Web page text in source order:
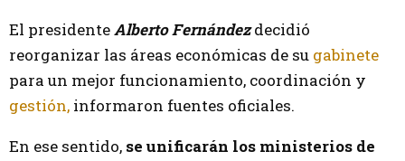
El presidenteAlberto Fernández decidió
reorganizar las áreas económicas de su gabinete
para un mejor funcionamiento, coordinación y
gestión, informaron fuentes oficiales.
En ese sentido, se unificarán los ministerios de